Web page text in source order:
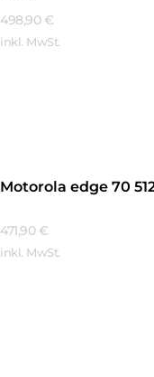
498,90 €
inkl. MwSt.
Motorola edge 70
471,90 €
inkl. MwSt.